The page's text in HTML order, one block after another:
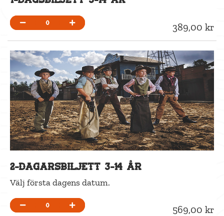
0 389,00 kr
2-dagarsbiljett 3-14 år
Välj första dagens datum.
0 569,00 kr